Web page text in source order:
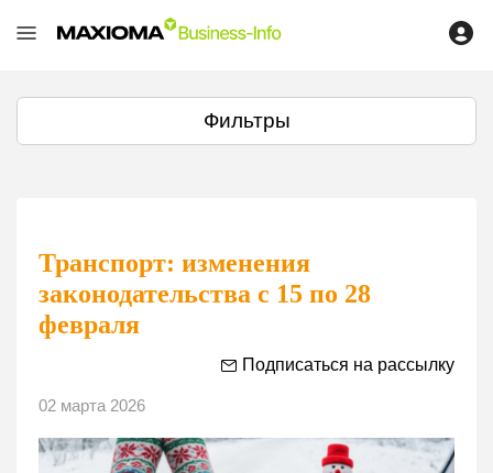
Фильтры
Транспорт: изменения
законодательства с 15 по 28
февраля
Подписаться на рассылку
02 марта 2026